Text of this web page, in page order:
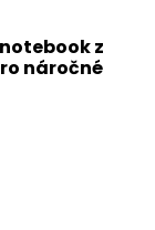
z
náročné